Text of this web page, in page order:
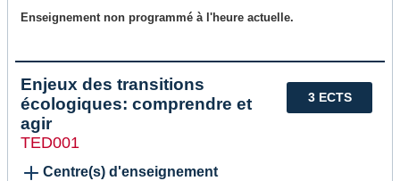
Enseignement non programmé à l'heure actuelle.
3 ECTS
Enjeux des transitions
écologiques: comprendre et
agir
TED001
Centre(s) d'enseignement